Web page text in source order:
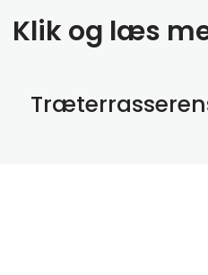
Klik og læs